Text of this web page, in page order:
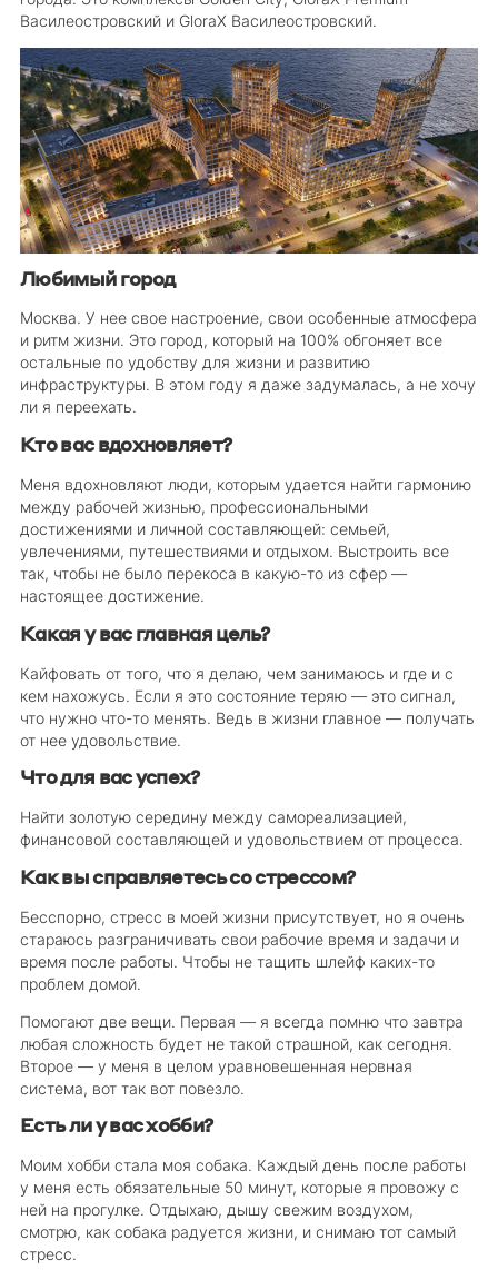
Василеостровский и GloraX Василеостровский.
Любимый город
Москва. У нее свое настроение, свои особенные атмосфера
и ритм жизни. Это город, который на 100% обгоняет все
остальные по удобству для жизни и развитию
инфраструктуры. В этом году я даже задумалась, а не хочу
ли я переехать.
Кто вас вдохновляет?
Меня вдохновляют люди, которым удается найти гармонию
между рабочей жизнью, профессиональными
достижениями и личной составляющей: семьей,
увлечениями, путешествиями и отдыхом. Выстроить все
так, чтобы не было перекоса в какую-то из сфер —
настоящее достижение.
Какая у вас главная цель?
Кайфовать от того, что я делаю, чем занимаюсь и где и с
кем нахожусь. Если я это состояние теряю — это сигнал,
что нужно что-то менять. Ведь в жизни главное — получать
от нее удовольствие.
Что для вас успех?
Найти золотую середину между самореализацией,
финансовой составляющей и удовольствием от процесса.
Как вы справляетесь со стрессом?
Бесспорно, стресс в моей жизни присутствует, но я очень
стараюсь разграничивать свои рабочие время и задачи и
время после работы. Чтобы не тащить шлейф каких-то
проблем домой.
Помогают две вещи. Первая — я всегда помню что завтра
любая сложность будет не такой страшной, как сегодня.
Второе — у меня в целом уравновешенная нервная
система, вот так вот повезло.
Есть ли у вас хобби?
Моим хобби стала моя собака. Каждый день после работы
у меня есть обязательные 50 минут, которые я провожу с
ней на прогулке. Отдыхаю, дышу свежим воздухом,
смотрю, как собака радуется жизни, и снимаю тот самый
стресс.